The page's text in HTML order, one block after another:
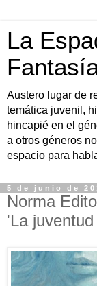
La
Austero lugar de
temática juvenil,
hincapié en el
a otros géneros
espacio para
5 de junio de
Norma
'La